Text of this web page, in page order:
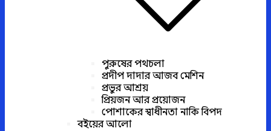
পুরুষের পথচলা
প্রদীপ দাদার আজব মেশিন
প্রভুর আশ্রয়
প্রিয়জন আর প্রয়োজন
পোশাকের স্বাধীনতা নাকি বিপদ
বইয়ের আলো